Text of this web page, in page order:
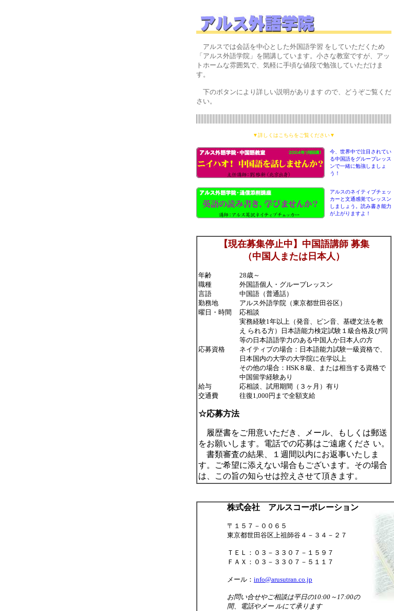
アルスでは会話を中心とした外国語学習 をしていただくため
「アルス外語学院」を開講しています。小さな教室ですが、アッ
トホームな雰囲気で、気軽に手頃な値段で勉強していただけま
す。
下のボタンにより詳しい説明があります ので、どうぞご覧くだ
さい。
▼詳しくはこちらをご覧ください▼
今、世界中で注目されてい
る中国語をグループレッス
ンで一緒に勉強しましょ
う！
アルスのネイティブチェッ
カーと文通感覚でレッスン
しましょう。読み書き能力
が上がりますよ！
【現在募集停止中】中国語講師 募集
（中国人または日本人）
年齢
28歳～
職種
外国語個人・グループレッスン
言語
中国語（普通話）
勤務地
アルス外語学院（東京都世田谷区）
曜日・時間
応相談
応募資格
実務経験1年以上（発音、ピン音、基礎文法を教
え られる方）日本語能力検定試験１級合格及び同
等の日本語語学力のある中国人か日本人の方
ネイティブの場合：日本語能力試験一級資格で、
日本国内の大学の大学院に在学以上
その他の場合：HSK８級、または相当する資格で
中国留学経験あり
給与
応相談、試用期間（３ヶ月）有り
交通費
往復1,000円まで全額支給
☆応募方法
履歴書をご用意いただき、メール、もしくは郵送
をお願いします。電話での応募はご遠慮くださ い。
書類審査の結果、１週間以内にお返事いたしま
す。ご希望に添えない場合もございます。その場合
は、この旨の知らせは控えさせて頂きます。
株式会社 アルスコーポレーション
〒１５７－００６５
東京都世田谷区上祖師谷４－３４－２７
ＴＥＬ：０３－３３０７－１５９７
ＦＡＸ：０３－３３０７－５１１７
メール： info@arusutran.co.jp
お問い合せやご相談は平日の10:00～17:00の
間、電話やメー ルにて承ります